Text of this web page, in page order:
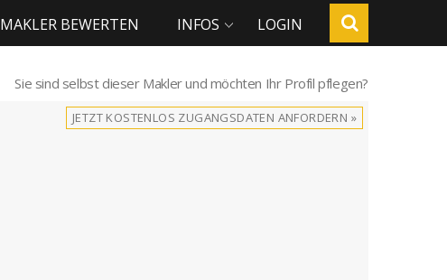
MAKLER BEWERTEN INFOS LOGIN
Sie sind selbst dieser Makler und möchten Ihr Profil pflegen?
JETZT KOSTENLOS ZUGANGSDATEN ANFORDERN »